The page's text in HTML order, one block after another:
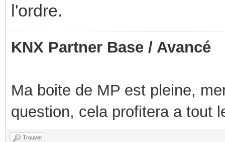
l'ordre.
KNX Partner Base / Avancé
Ma boite de MP est pleine,
question, cela profitera a tout
Trouver